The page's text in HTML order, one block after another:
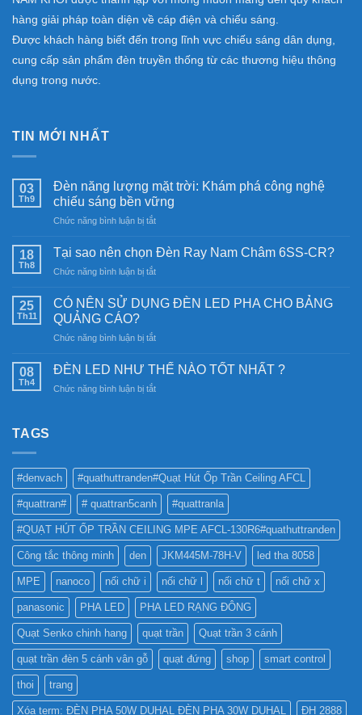
hàng giải pháp toàn diện về cáp điện và chiếu sáng.
Được khách hàng biết đến trong lĩnh vực chiếu sáng dân dụng,
cung cấp sản phẩm đèn truyền thống từ các thương hiệu thông
dụng trong nước.
TIN MỚI NHẤT
03
Th9
Đèn năng lượng mặt trời: Khám phá công nghệ
chiếu sáng bền vững
Chức năng bình luận bị tắtở
năng
mặt
Khám
nghệ
sáng
18
Th8
Tại sao nên chọn Đèn Ray Nam Châm 6SS-CR?
Chức năng bình luận bị tắtở
sao
Đèn
Nam
6SS-
25
Th11
CÓ NÊN SỬ DỤNG ĐÈN LED PHA CHO BẢNG
QUẢNG CÁO?
Chức năng bình luận bị tắtở
NÊN
DỤNG
QUẢNG
CÁO?
08
Th4
ĐÈN LED NHƯ THẾ NÀO TỐT NHẤT ?
Chức năng bình luận bị tắtở
TỐT
NHẤT
?
TAGS
#denvach #quathuttranden#Quạt Hút Ốp Trần Ceiling AFCL
#quattran# # quattran5canh #quattranla
#QUẠT HÚT ỐP TRẦN CEILING MPE AFCL-130R6#quathuttranden
Công tắc thông minh den JKM445M-78H-V led tha 8058
MPE nanoco nối chữ i nối chữ l nối chữ t nối chữ x
panasonic PHA LED PHA LED RẠNG ĐÔNG
Quạt Senko chinh hang quạt trần Quạt trần 3 cánh
quạt trần đèn 5 cánh vân gỗ quạt đứng shop smart control
thoi trang
Xóa term: ĐÈN PHA 50W DUHAL ĐÈN PHA 30W DUHAL ĐH 2888